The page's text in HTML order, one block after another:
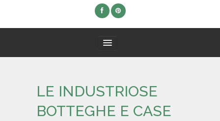
BIOGRAFIA
LE INDUSTRIOSE
BOTTEGHE E CASE